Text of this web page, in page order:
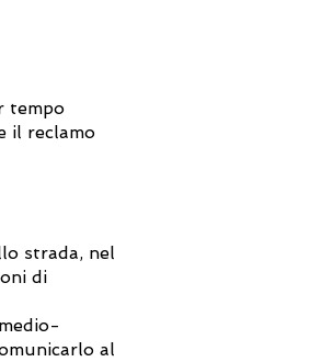
tempo
il reclamo
strada, nel
di
al